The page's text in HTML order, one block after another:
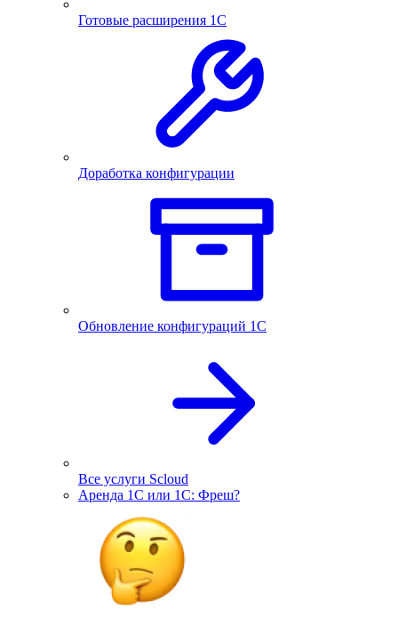
Готовые расширения 1С
Доработка конфигурации
Обновление конфигураций 1С
Все услуги Scloud
Аренда 1С или 1С: Фреш?